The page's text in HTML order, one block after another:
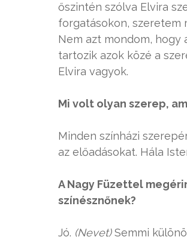
őszintén szólva Elvira
forgatásokon, szeretem
Nem azt mondom, hogy
tartozik azok közé a
Elvira vagyok.
Mi volt olyan szerep,
Minden színházi
az előadásokat. Hála
A Nagy Füzettel
színésznőnek?
Jó. (Nevet)Semmi